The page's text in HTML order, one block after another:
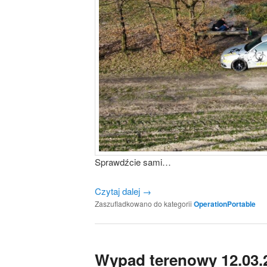
Sprawdźcie sami…
Czytaj dalej →
Zaszufladkowano do kategorii OperationPortable
Wypad terenowy